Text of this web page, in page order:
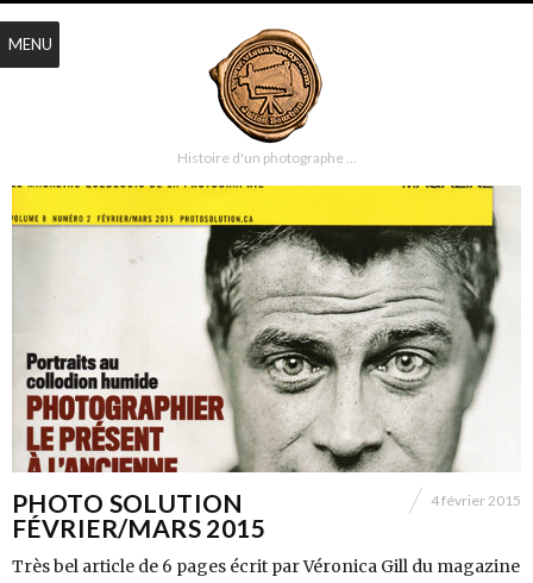
Histoire d'un photographe …
PHOTO SOLUTION
FÉVRIER/MARS 2015
4 février 2015
Très bel article de 6 pages écrit par Véronica Gill du magazine
MENU